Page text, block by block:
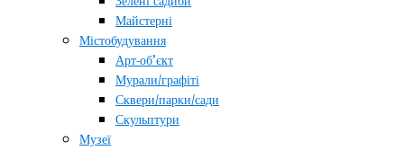
Майстерні
Містобудування
Арт-об’єкт
Мурали/графіті
Сквери/парки/сади
Скульптури
Музеї